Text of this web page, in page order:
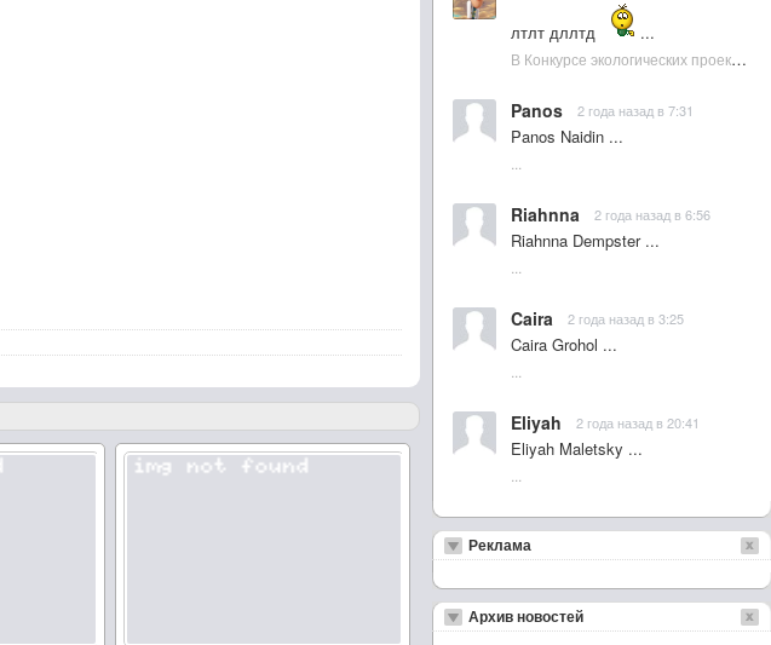
лтлт дллтд
...
В Конкурсе экологических проектов в Подмосковье активно участвовала молодежь :: NewsRbk.ru...
Panos 2 года назад в 7:31
Panos Naidin ...
Riahnna 2 года назад в 6:56
Riahnna Dempster ...
Caira 2 года назад в 3:25
Caira Grohol ...
Eliyah 2 года назад в 20:41
Eliyah Maletsky ...
Реклама
Архив новостей